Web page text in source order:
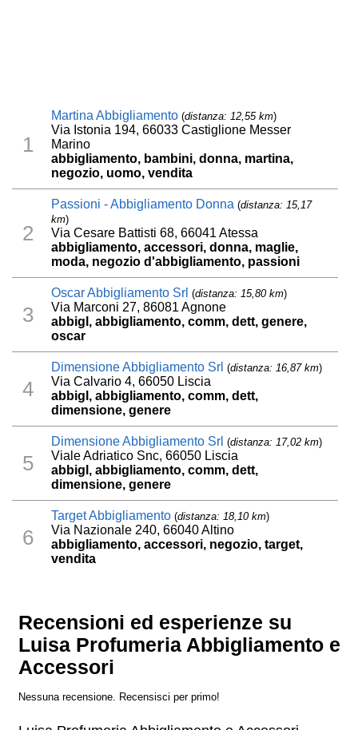
1
Martina Abbigliamento (distanza: 12,55 km)
Via Istonia 194, 66033 Castiglione Messer
Marino
abbigliamento, bambini, donna, martina,
negozio, uomo, vendita
2
Passioni - Abbigliamento Donna (distanza: 15,17
km)
Via Cesare Battisti 68, 66041 Atessa
abbigliamento, accessori, donna, maglie,
moda, negozio d'abbigliamento, passioni
3
Oscar Abbigliamento Srl (distanza: 15,80 km)
Via Marconi 27, 86081 Agnone
abbigl, abbigliamento, comm, dett, genere,
oscar
4
Dimensione Abbigliamento Srl (distanza: 16,87 km)
Via Calvario 4, 66050 Liscia
abbigl, abbigliamento, comm, dett,
dimensione, genere
5
Dimensione Abbigliamento Srl (distanza: 17,02 km)
Viale Adriatico Snc, 66050 Liscia
abbigl, abbigliamento, comm, dett,
dimensione, genere
6
Target Abbigliamento (distanza: 18,10 km)
Via Nazionale 240, 66040 Altino
abbigliamento, accessori, negozio, target,
vendita
Recensioni ed esperienze su
Luisa Profumeria Abbigliamento e
Accessori
Nessuna recensione. Recensisci per primo!